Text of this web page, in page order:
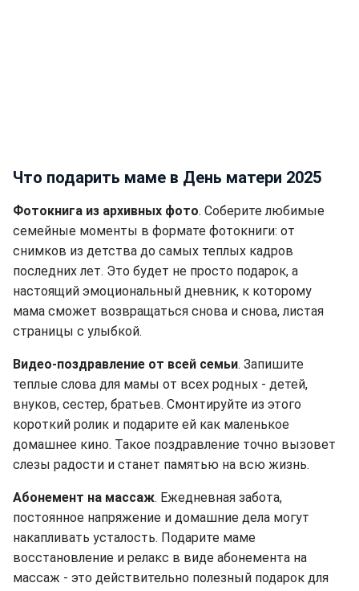
Что подарить маме в День матери 2025
Фотокнига из архивных фото. Соберите любимые
семейные моменты в формате фотокниги: от
снимков из детства до самых теплых кадров
последних лет. Это будет не просто подарок, а
настоящий эмоциональный дневник, к которому
мама сможет возвращаться снова и снова, листая
страницы с улыбкой.
Видео-поздравление от всей семьи. Запишите
теплые слова для мамы от всех родных - детей,
внуков, сестер, братьев. Смонтируйте из этого
короткий ролик и подарите ей как маленькое
домашнее кино. Такое поздравление точно вызовет
слезы радости и станет памятью на всю жизнь.
Абонемент на массаж. Ежедневная забота,
постоянное напряжение и домашние дела могут
накапливать усталость. Подарите маме
восстановление и релакс в виде абонемента на
массаж - это действительно полезный подарок для